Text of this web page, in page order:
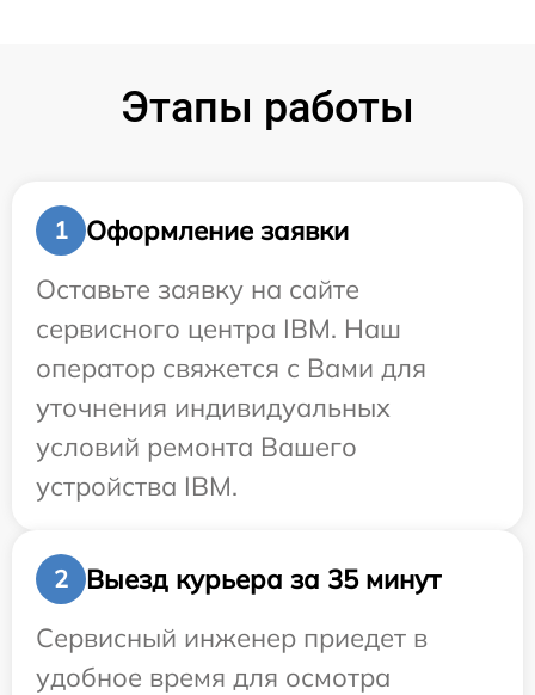
Этапы работы
1
Оформление заявки
Оставьте заявку на сайте
сервисного центра IBM. Наш
оператор свяжется с Вами для
уточнения индивидуальных
условий ремонта Вашего
устройства IBM.
2
Выезд курьера за 35 минут
Сервисный инженер приедет в
удобное время для осмотра